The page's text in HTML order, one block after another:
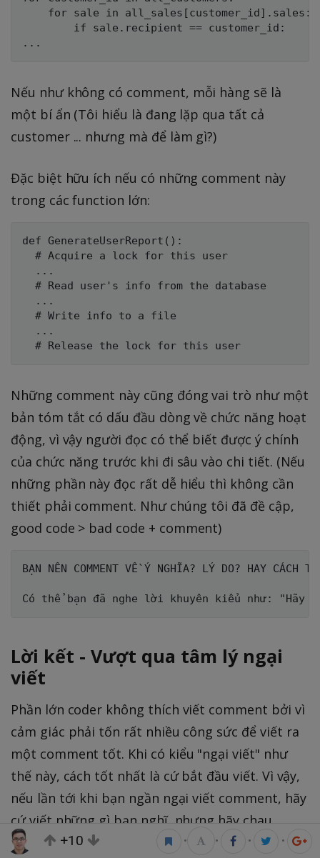
    for sale in all_sales[customer_id].sales:
        if sale.recipient == customer_id:
Nếu như không có comment, mỗi hàng sẽ là
một bí ẩn (Tôi hiểu là đang lặp qua tất cả
customer ... nhưng mà để làm gì?)
Đặc biệt hữu ích nếu có những comment này
trong các function lớn:
def GenerateUserReport():
  # Acquire a lock for this user
  ...
  # Read user's info from the database
  ...
  # Write info to a file
  ...
Những comment này cũng đóng vai trò như một
bản tóm tắt có dấu đầu dòng về chức năng hoạt
động, vì vậy người đọc có thể biết được ý chính
của chức năng trước khi đi sâu vào chi tiết. (Nếu
những phần này đọc rất dễ hiểu thì không cần
thiết phải comment. Như chúng tôi đã đề cập,
good code > bad code + comment)
BẠN NÊN COMMENT VỀ Ý NGHĨA? LÝ DO? HAY CÁCH
Lời kết - Vượt qua tâm lý ngại
viết
Phần lớn coder không thích viết comment bởi vì
cảm giác phải tốn rất nhiều công sức để viết ra
một comment tốt. Khi có kiểu "ngại viết" như
thế này, cách tốt nhất là cứ bắt đầu viết. Vì vậy,
nếu lần tới khi bạn ngần ngại viết comment, hãy
cứ viết những gì bạn nghĩ, nhưng hãy chau
chuốt một chút nếu có thể.
+10 • • • •